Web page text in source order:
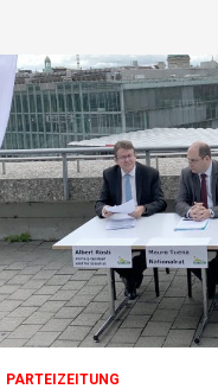
PARTEIZEITUNG